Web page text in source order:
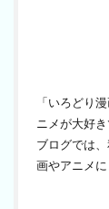
「いろどり
ニメが大好
ブログでは
画やアニメ